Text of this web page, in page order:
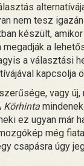
nem tesz
készült,
a
a választási
kapcsolja
vagy új,
Körhinta
ez ugyan már
még
csapásra úgy